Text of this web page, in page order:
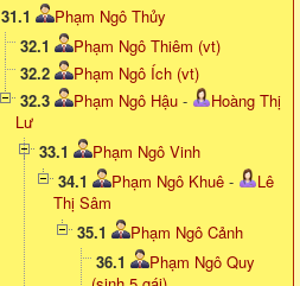
31.1
Phạm Ngô Thủy
32.1
Phạm Ngô Thiêm (vt)
32.2
Phạm Ngô Ích (vt)
32.3
Phạm Ngô Hậu -
Hoàng Thị
Lư
33.1
Phạm Ngô Vinh
34.1
Phạm Ngô Khuê -
Lê
Thị Sâm
35.1
Phạm Ngô Cảnh
36.1
Phạm Ngô Quy